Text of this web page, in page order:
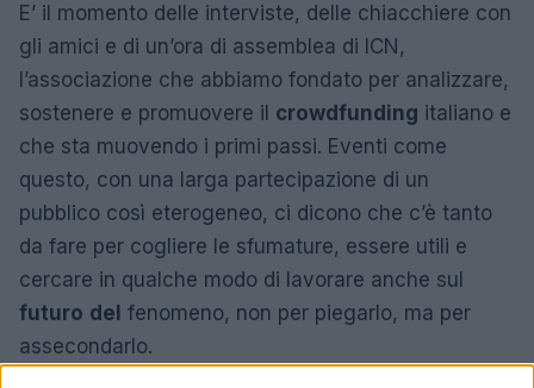
E’ il momento delle interviste, delle chiacchiere con
gli amici e di un’ora di assemblea di ICN,
l’associazione che abbiamo fondato per analizzare,
sostenere e promuovere il crowdfunding italiano e
che sta muovendo i primi passi. Eventi come
questo, con una larga partecipazione di un
pubblico così eterogeneo, ci dicono che c’è tanto
da fare per cogliere le sfumature, essere utili e
cercare in qualche modo di lavorare anche sul
futuro del fenomeno, non per piegarlo, ma per
assecondarlo.